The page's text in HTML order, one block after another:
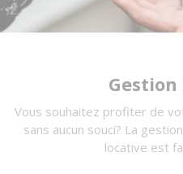
Vous souhaitez profiter de
sans aucun souci? La
locative est